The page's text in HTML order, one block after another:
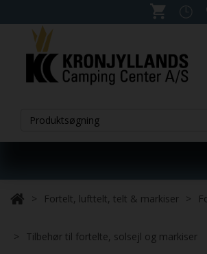
Fortelt, lufttelt, telt & markiser
Tilbehør til fortelte, solsejl og markiser